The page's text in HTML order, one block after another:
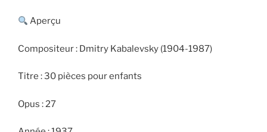
Aperçu
Compositeur : Dmitry Kabalevsky (1904-1987)
Titre : 30 pièces pour enfants
Opus : 27